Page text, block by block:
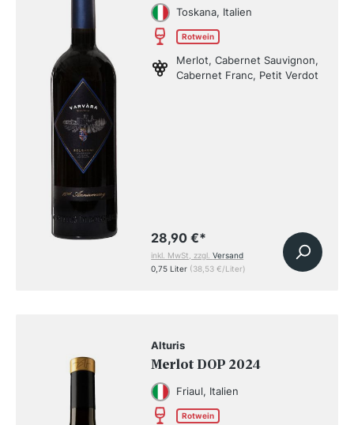
Toskana, Italien
Rotwein
Merlot, Cabernet Sauvignon,
Cabernet Franc, Petit Verdot
28,90 €*
inkl. MwSt, zzgl.Versand
0,75 Liter (38,53 €/Liter)
Alturis
Merlot DOP 2024
Friaul, Italien
Rotwein